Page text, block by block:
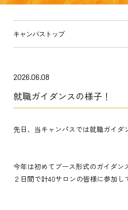
キャンパストップ
2026.06.08
就職ガイダンスの様子！
先日、当キャンパスでは就職ガイダ
今年は初めてブース形式のガイダン
２日間で計40サロンの皆様に参加し